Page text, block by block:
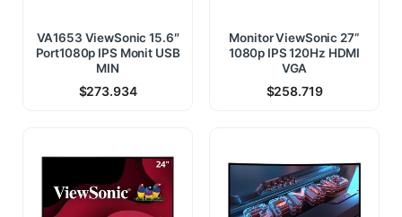
VA1653 ViewSonic 15.6″
Port1080p IPS Monit USB
MIN
$273.934
Monitor ViewSonic 27”
1080p IPS 120Hz HDMI
VGA
$258.719